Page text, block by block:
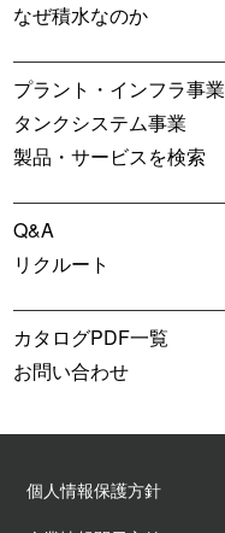
なぜ積水なのか
プラント・インフラ事業
タンクシステム事業
製品・サービスを検索
Q&A
リクルート
カタログPDF一覧
お問い合わせ
個人情報保護方針